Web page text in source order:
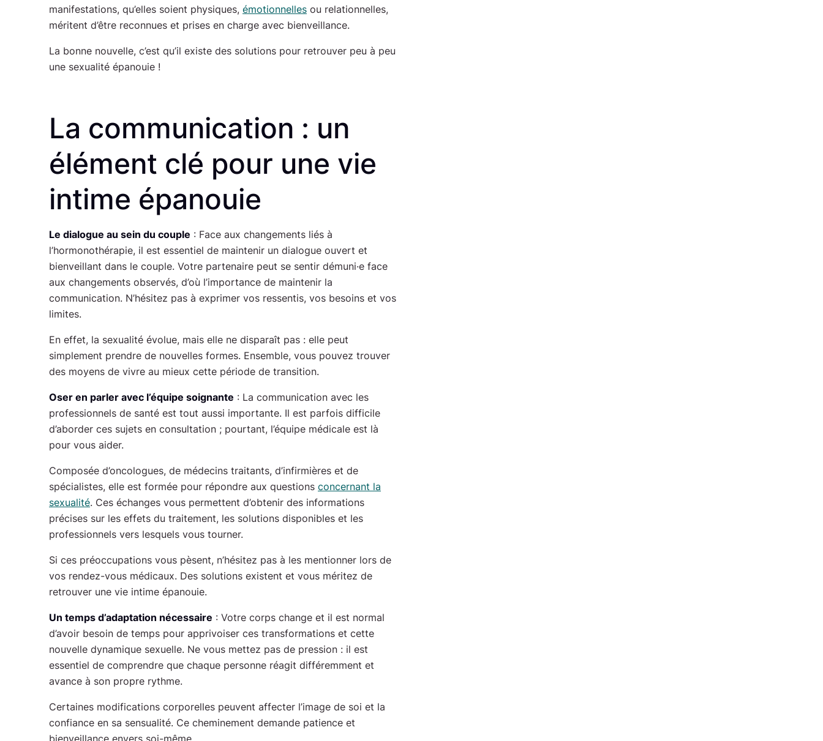
manifestations, qu’elles soient physiques, émotionnelles ou relationnelles,
méritent d’être reconnues et prises en charge avec bienveillance.
La bonne nouvelle, c’est qu’il existe des solutions pour retrouver peu à peu
une sexualité épanouie !
La communication : un
élément clé pour une vie
intime épanouie
Le dialogue au sein du couple : Face aux changements liés à
l’hormonothérapie, il est essentiel de maintenir un dialogue ouvert et
bienveillant dans le couple. Votre partenaire peut se sentir démuni·e face
aux changements observés, d’où l’importance de maintenir la
communication. N’hésitez pas à exprimer vos ressentis, vos besoins et vos
limites.
En effet, la sexualité évolue, mais elle ne disparaît pas : elle peut
simplement prendre de nouvelles formes. Ensemble, vous pouvez trouver
des moyens de vivre au mieux cette période de transition.
Oser en parler avec l’équipe soignante : La communication avec les
professionnels de santé est tout aussi importante. Il est parfois difficile
d’aborder ces sujets en consultation ; pourtant, l’équipe médicale est là
pour vous aider.
Composée d’oncologues, de médecins traitants, d’infirmières et de
spécialistes, elle est formée pour répondre aux questions concernant la
sexualité. Ces échanges vous permettent d’obtenir des informations
précises sur les effets du traitement, les solutions disponibles et les
professionnels vers lesquels vous tourner.
Si ces préoccupations vous pèsent, n’hésitez pas à les mentionner lors de
vos rendez-vous médicaux. Des solutions existent et vous méritez de
retrouver une vie intime épanouie.
Un temps d’adaptation nécessaire : Votre corps change et il est normal
d’avoir besoin de temps pour apprivoiser ces transformations et cette
nouvelle dynamique sexuelle. Ne vous mettez pas de pression : il est
essentiel de comprendre que chaque personne réagit différemment et
avance à son propre rythme.
Certaines modifications corporelles peuvent affecter l’image de soi et la
confiance en sa sensualité. Ce cheminement demande patience et
bienveillance envers soi-même.